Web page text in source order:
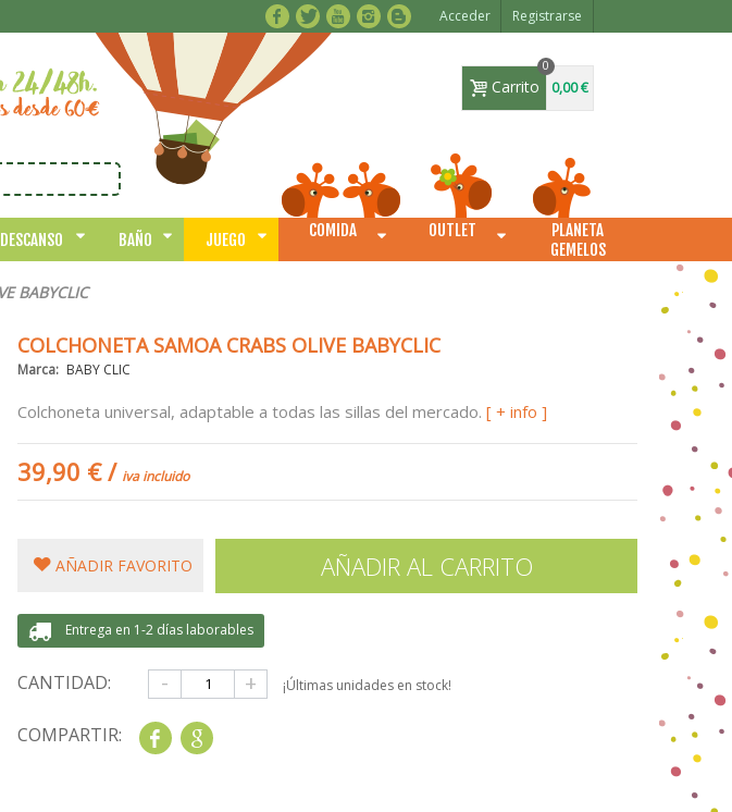
Acceder Registrarse
Carrito
0
0,00 €
DESCANSO BAÑO JUEGO COMIDA OUTLET
PLANETA
GEMELOS
BABYCLIC
COLCHONETA SAMOA CRABS OLIVE BABYCLIC
Marca: BABY CLIC
Colchoneta universal, adaptable a todas las sillas del mercado. [ + info ]
39,90 €/ iva incluido
AÑADIR FAVORITO AÑADIR AL CARRITO
Entrega en 1-2 días laborables
CANTIDAD: - + ¡Últimas unidades en stock!
COMPARTIR: Share